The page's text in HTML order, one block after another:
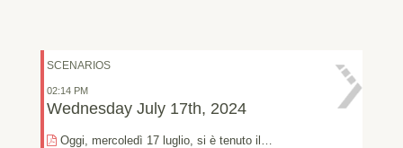
SCENARIOS
02:14 PM
Wednesday July 17th, 2024
Oggi, mercoledì 17 luglio, si è tenuto il…